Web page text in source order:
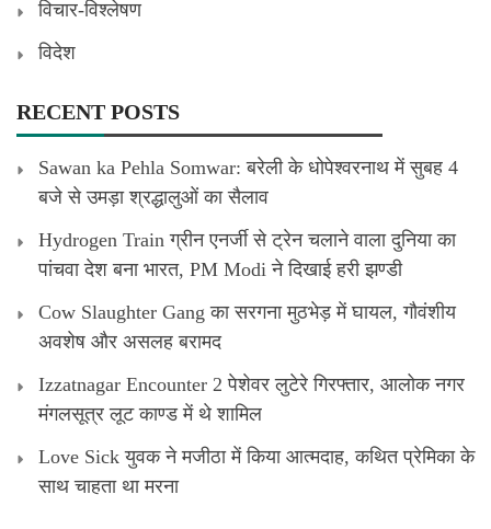
विचार-विश्लेषण
विदेश
RECENT POSTS
Sawan ka Pehla Somwar: बरेली के धोपेश्वरनाथ में सुबह 4
बजे से उमड़ा श्रद्धालुओं का सैलाव
Hydrogen Train ग्रीन एनर्जी से ट्रेन चलाने वाला दुनिया का
पांचवा देश बना भारत, PM Modi ने दिखाई हरी झण्डी
Cow Slaughter Gang का सरगना मुठभेड़ में घायल, गौवंशीय
अवशेष और असलह बरामद
Izzatnagar Encounter 2 पेशेवर लुटेरे गिरफ्तार, आलोक नगर
मंगलसूत्र लूट काण्‍ड में थे शामिल
Love Sick युवक ने मजीठा में किया आत्मदाह, कथित प्रेमिका के
साथ चाहता था मरना